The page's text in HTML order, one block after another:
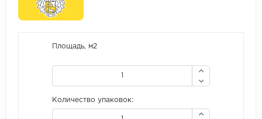
Площадь, м2
Количество упаковок: